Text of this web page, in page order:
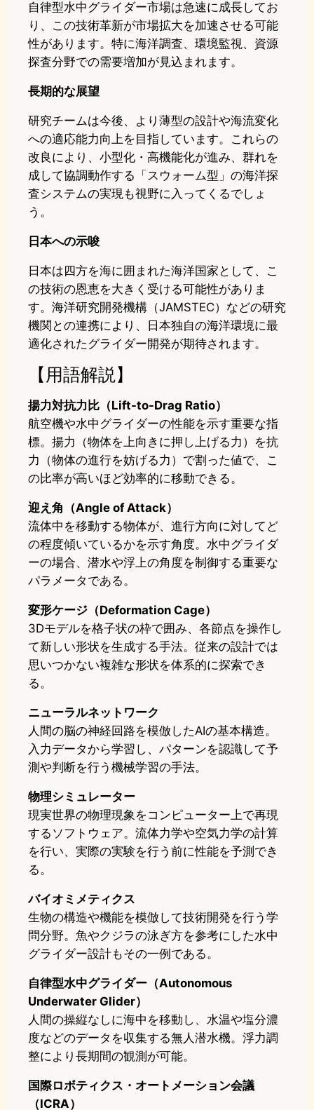
自律型水中グライダー市場は急速に成長してお
り、この技術革新が市場拡大を加速させる可能
性があります。特に海洋調査、環境監視、資源
探査分野での需要増加が見込まれます。
長期的な展望
研究チームは今後、より薄型の設計や海流変化
への適応能力向上を目指しています。これらの
改良により、小型化・高機能化が進み、群れを
成して協調動作する「スウォーム型」の海洋探
査システムの実現も視野に入ってくるでしょ
う。
日本への示唆
日本は四方を海に囲まれた海洋国家として、こ
の技術の恩恵を大きく受ける可能性がありま
す。海洋研究開発機構（JAMSTEC）などの研究
機関との連携により、日本独自の海洋環境に最
適化されたグライダー開発が期待されます。
【用語解説】
揚力対抗力比（Lift-to-Drag Ratio）
航空機や水中グライダーの性能を示す重要な指
標。揚力（物体を上向きに押し上げる力）を抗
力（物体の進行を妨げる力）で割った値で、こ
の比率が高いほど効率的に移動できる。
迎え角（Angle of Attack）
流体中を移動する物体が、進行方向に対してど
の程度傾いているかを示す角度。水中グライダ
ーの場合、潜水や浮上の角度を制御する重要な
パラメータである。
変形ケージ（Deformation Cage）
3Dモデルを格子状の枠で囲み、各節点を操作し
て新しい形状を生成する手法。従来の設計では
思いつかない複雑な形状を体系的に探索でき
る。
ニューラルネットワーク
人間の脳の神経回路を模倣したAIの基本構造。
入力データから学習し、パターンを認識して予
測や判断を行う機械学習の手法。
物理シミュレーター
現実世界の物理現象をコンピューター上で再現
するソフトウェア。流体力学や空気力学の計算
を行い、実際の実験を行う前に性能を予測でき
る。
バイオミメティクス
生物の構造や機能を模倣して技術開発を行う学
問分野。魚やクジラの泳ぎ方を参考にした水中
グライダー設計もその一例である。
自律型水中グライダー（Autonomous
Underwater Glider）
人間の操縦なしに海中を移動し、水温や塩分濃
度などのデータを収集する無人潜水機。浮力調
整により長期間の観測が可能。
国際ロボティクス・オートメーション会議
（ICRA）